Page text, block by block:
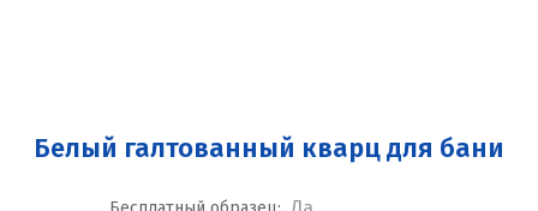
Белый галтованный кварц для бани